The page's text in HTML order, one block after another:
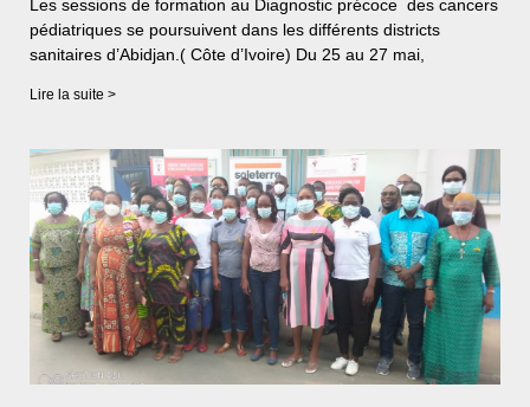
Les sessions de formation au Diagnostic précoce des cancers
pédiatriques se poursuivent dans les différents districts
sanitaires d’Abidjan.( Côte d’Ivoire) Du 25 au 27 mai,
Lire la suite >